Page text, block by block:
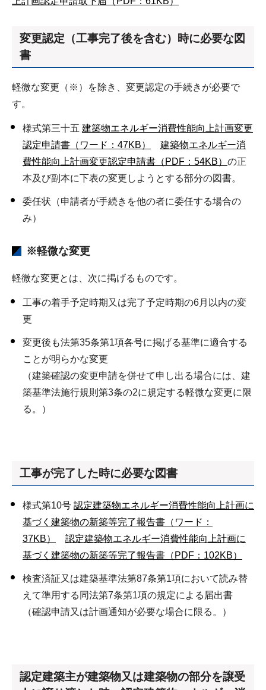
変更認定（工事完了後を含む）時に必要な図
書
軽微な変更（※）を除き、変更認定の手続きが必要で
す。
様式第三十五 建築物エネルギー消費性能向上計画変更
認定申請書（ワード：47KB）
建築物エネルギー消
費性能向上計画変更認定申請書（PDF：54KB） の正
本及び副本に下表の変更しようとする部分の図書。
委任状（申請者が手続きを他の者に委任する場合の
み）
※軽微な変更
軽微な変更とは、次に掲げるものです。
工事の着手予定時期又は完了予定時期の6月以内の変
更
変更後も法第35条第1項各号に掲げる基準に適合する
ことが明らかな変更
（建築確認の変更申請を併せて申し出る場合には、建
築基準法施行規則第3条の2に規定する軽微な変更に限
る。）
工事が完了した時に必要な図書
様式第10号 認定建築物エネルギー消費性能向上計画に
基づく建築物の新築等完了報告書（ワード：
37KB）
認定建築物エネルギー消費性能向上計画に
基づく建築物の新築等完了報告書（PDF：102KB）
検査済証又は建築基準法第87条第1項において読み替
えて準用する同法第7条第1項の規定による届出書
（確認申請又は計画通知が必要な場合に限る。）
認定建築主が建築物又は建築物の部分を譲受